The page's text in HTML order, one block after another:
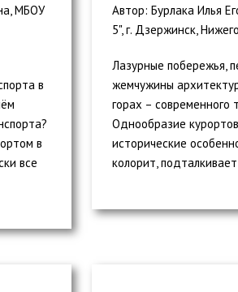
МБОУ
в
в
все
Автор: Бурлака Илья
5", г. Дзержинск,
Лазурные побережья,
жемчужины
горах – современного
Однообразие
исторические
колорит,